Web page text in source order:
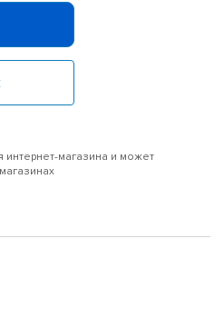
интернет-магазина и может